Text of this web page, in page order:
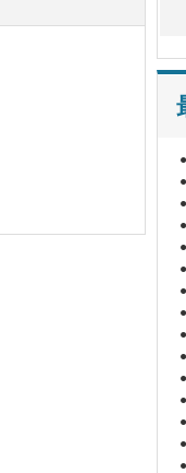
● 深圳什么医院治疗白癜风好,白癜风患者
● 深圳到哪儿医治白癜风好,白癜风患者为
● 深圳白癜风那家医院好,白癜风患者能吃
● 深圳白癜风专科医院有哪些,白癜风做伍
● 深圳治白癜风医院去哪家好,白癜风患者
● 深圳的白癜风医院在哪里,白癜风患者做